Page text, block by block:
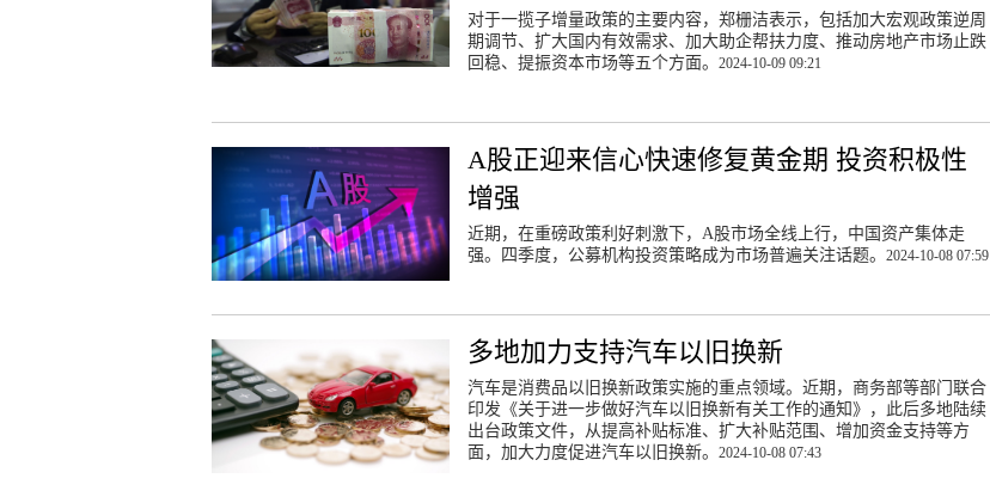
对于一揽子增量政策的主要内容，郑栅洁表示，包括加大宏观政策逆周
期调节、扩大国内有效需求、加大助企帮扶力度、推动房地产市场止跌
回稳、提振资本市场等五个方面。2024-10-09 09:21
A股正迎来信心快速修复黄金期 投资积极性
增强
近期，在重磅政策利好刺激下，A股市场全线上行，中国资产集体走
强。四季度，公募机构投资策略成为市场普遍关注话题。2024-10-08 07:59
多地加力支持汽车以旧换新
汽车是消费品以旧换新政策实施的重点领域。近期，商务部等部门联合
印发《关于进一步做好汽车以旧换新有关工作的通知》，此后多地陆续
出台政策文件，从提高补贴标准、扩大补贴范围、增加资金支持等方
面，加大力度促进汽车以旧换新。2024-10-08 07:43